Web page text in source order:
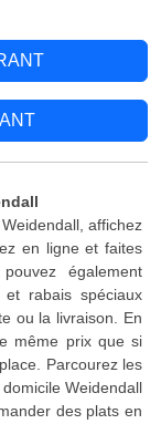
affichez
en ligne et faites
également
rabais spéciaux
ou la livraison. En
même prix que si
Parcourez les
Weidendall
des plats en